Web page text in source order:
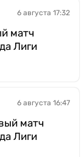
6 августа 17:32
матч
Лиги
6 августа 16:47
матч
Лиги